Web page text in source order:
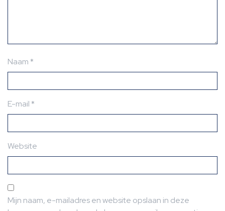
Naam*
E-mail*
Website
Mijn naam, e-mailadres en website opslaan in deze